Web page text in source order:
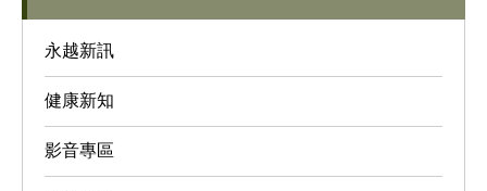
永越新訊
健康新知
影音專區